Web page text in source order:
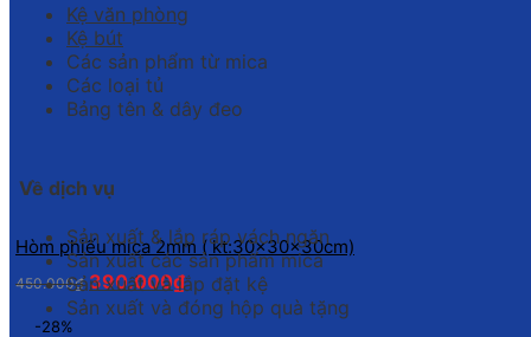
Hòm phiếu mica 2mm ( kt:30x30x30cm)
450.000₫ 390.000₫
-28%
Kệ văn phòng
Kệ bút
Các sản phẩm từ mica
Các loại tủ
Bảng tên & dây đeo
Về dịch vụ
Sản xuất & lắp ráp vách ngăn
Sản xuất các sản phẩm mica
Sản xuất và lắp đặt kệ
Sản xuất và đóng hộp quà tặng